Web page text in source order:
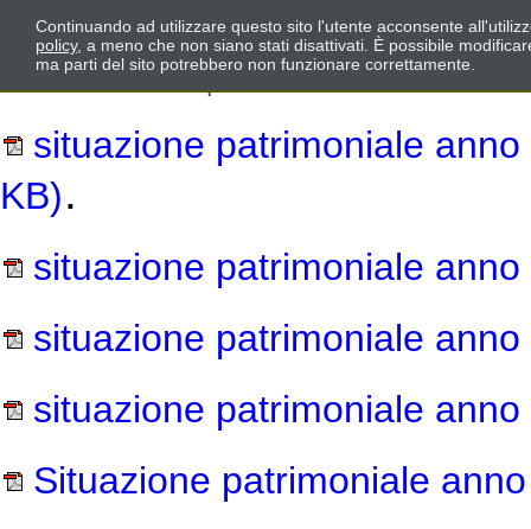
situazione patrimoniale
KB).
situazione patrimoniale
situazione patrimoniale
situazione patrimoniale
Situazione patrimoniale
Continuando ad utilizzare questo sito l'utente acconsente
policy, a meno che non siano stati disattivati. È possibile
ma parti del sito potrebbero non funzionare correttamente.